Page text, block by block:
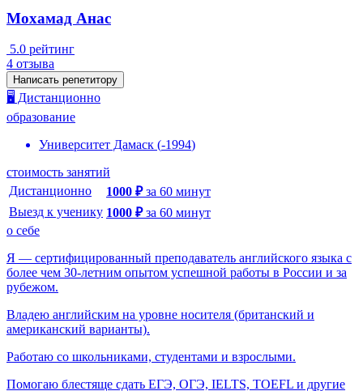
Мохамад Анас
5.0 рейтинг
4 отзыва
Написать репетитору
🖥️ Дистанционно
образование
Университет Дамаск (-1994)
стоимость занятий
Дистанционно
1000 ₽ за 60 минут
Выезд к ученику 1000 ₽ за 60 минут
о себе
Я — сертифицированный преподаватель английского языка с
более чем 30-летним опытом успешной работы в России и за
рубежом.
Владею английским на уровне носителя (британский и
американский варианты).
Работаю со школьниками, студентами и взрослыми.
Помогаю блестяще сдать ЕГЭ, ОГЭ, IELTS, TOEFL и другие